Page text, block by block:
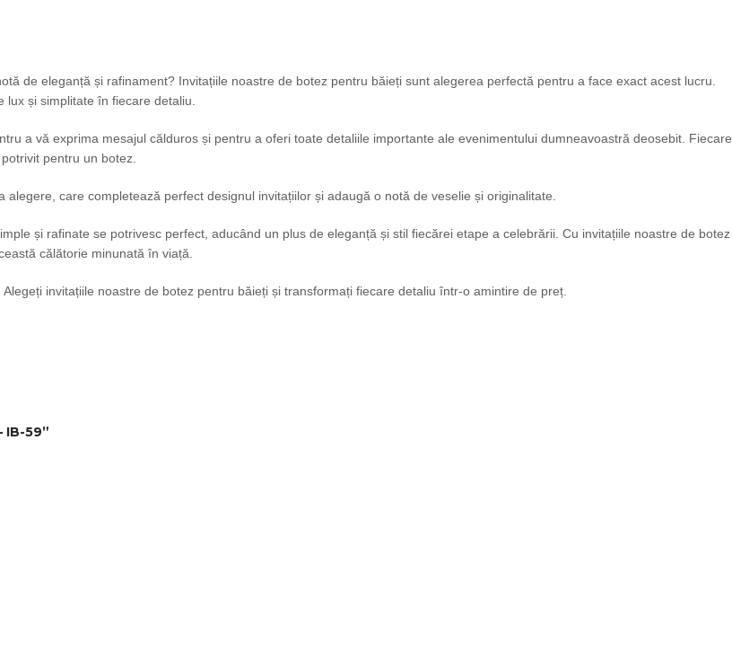
de eleganță și rafinament? Invitațiile noastre de botez pentru băieți sunt alegerea perfectă pentru a face exact acest lucru.
și simplitate în fiecare detaliu.
a vă exprima mesajul călduros și pentru a oferi toate detaliile importante ale evenimentului dumneavoastră deosebit. Fiecare
pentru un botez.
care completează perfect designul invitațiilor și adaugă o notă de veselie și originalitate.
și rafinate se potrivesc perfect, aducând un plus de eleganță și stil fiecărei etape a celebrării. Cu invitațiile noastre de botez
călătorie minunată în viață.
invitațiile noastre de botez pentru băieți și transformați fiecare detaliu într-o amintire de preț.
59”